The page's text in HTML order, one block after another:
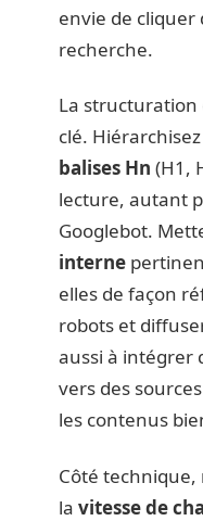
envie de cliquer
recherche.
La
clé.
balises Hn (H1,
lecture, autant
Googlebot.
interne
elles de façon
robots et
aussi à intégrer
vers des
les contenus
Côté technique,
la vitesse de